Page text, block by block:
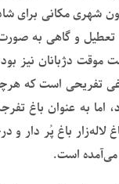
شهری مکانی برای
تعطیل و گاهی به
موقت دژبانان نیز
تفریحی است که
به عنوان باغ
لاله‌زار باغ پُر دار
می‌آمده است.